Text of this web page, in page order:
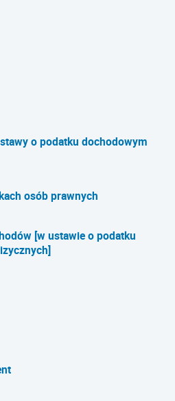
o podatku dochodowym
osób prawnych
[w ustawie o podatku